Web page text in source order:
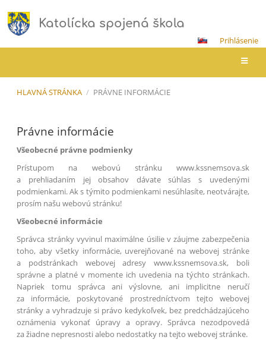
Katolícka spojená škola
Prihlásenie
HLAVNÁ STRÁNKA / PRÁVNE INFORMÁCIE
informácie
Právne informácie
Všeobecné právne podmienky
Prístupom na webovú stránku www.kssnemsova.sk
a prehliadaním jej obsahov dávate súhlas s uvedenými
podmienkami. Ak s týmito podmienkami nesúhlasíte, neotvárajte,
prosím našu webovú stránku!
Všeobecné informácie
Správca stránky vyvinul maximálne úsilie v záujme zabezpečenia
toho, aby všetky informácie, uverejňované na webovej stránke
a podstránkach webovej adresy www.kssnemsova.sk, boli
správne a platné v momente ich uvedenia na týchto stránkach.
Napriek tomu správca ani výslovne, ani implicitne neručí
za informácie, poskytované prostredníctvom tejto webovej
stránky a vyhradzuje si právo kedykoľvek, bez predchádzajúceho
oznámenia vykonať úpravy a opravy. Správca nezodpovedá
za žiadne nepresnosti alebo nedostatky na tejto webovej stránke.